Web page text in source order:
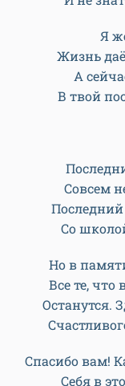
Последний
Последний
Последний
Последний
Школьный
Я
И не
Я
Жизнь
А
В твой